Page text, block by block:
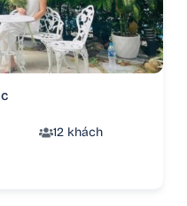
12 khách